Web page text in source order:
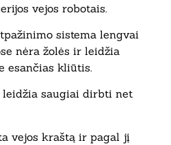
vejos robotais.
sistema lengvai
nėra žolės ir leidžia
esančias kliūtis.
leidžia saugiai dirbti net
vejos kraštą ir pagal jį